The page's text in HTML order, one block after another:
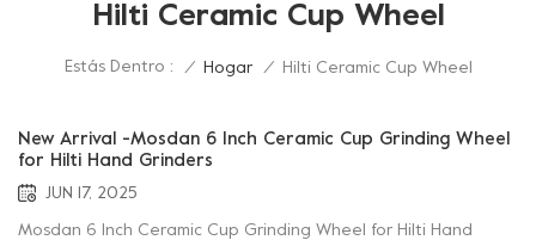
Hilti Ceramic Cup Wheel
Estás Dentro : / Hogar / Hilti Ceramic Cup Wheel
New Arrival -Mosdan 6 Inch Ceramic Cup Grinding Wheel
for Hilti Hand Grinders
JUN 17, 2025
Mosdan 6 Inch Ceramic Cup Grinding Wheel for Hilti Hand